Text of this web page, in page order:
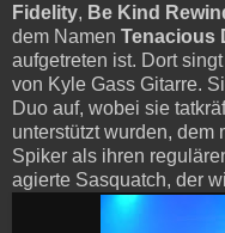
Fidelity, Be Kind
dem Namen Tenacious
aufgetreten ist. Dort
von Kyle Gass Gitarre.
Duo auf, wobei sie
unterstützt wurden, dem
Spiker als ihren
agierte Sasquatch, der